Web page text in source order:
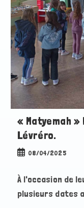
« Matyemah »
Lévréro.
Publication
08/04/2025
À l'occasion de
plusieurs dates